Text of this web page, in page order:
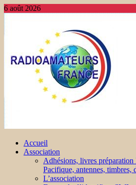
6 août 2026
Accueil
Association
Adhésions, livres
Pacifique, antennes, timbres,
L’association